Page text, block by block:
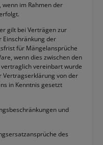
im Rahmen der
gilt bei Verträgen zur
Einschränkung der
für Mängelansprüche
wenn dies zwischen den
vereinbart wurde
Vertragserklärung von der
in Kenntnis gesetzt
und
des